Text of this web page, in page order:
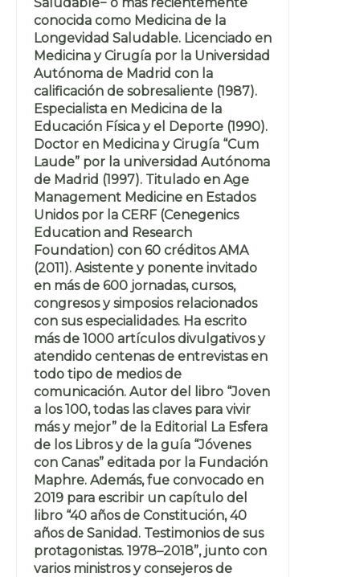
conocida como Medicina de la
Longevidad Saludable. Licenciado en
Medicina y Cirugía por la Universidad
Autónoma de Madrid con la
calificación de sobresaliente (1987).
Especialista en Medicina de la
Educación Física y el Deporte (1990).
Doctor en Medicina y Cirugía “Cum
Laude” por la universidad Autónoma
de Madrid (1997). Titulado en Age
Management Medicine en Estados
Unidos por la CERF (Cenegenics
Education and Research
Foundation) con 60 créditos AMA
(2011). Asistente y ponente invitado
en más de 600 jornadas, cursos,
congresos y simposios relacionados
con sus especialidades. Ha escrito
más de 1000 artículos divulgativos y
atendido centenas de entrevistas en
todo tipo de medios de
comunicación. Autor del libro “Joven
a los 100, todas las claves para vivir
más y mejor” de la Editorial La Esfera
de los Libros y de la guía “Jóvenes
con Canas” editada por la Fundación
Maphre. Además, fue convocado en
2019 para escribir un capítulo del
libro “40 años de Constitución, 40
años de Sanidad. Testimonios de sus
protagonistas. 1978–2018”, junto con
varios ministros y consejeros de